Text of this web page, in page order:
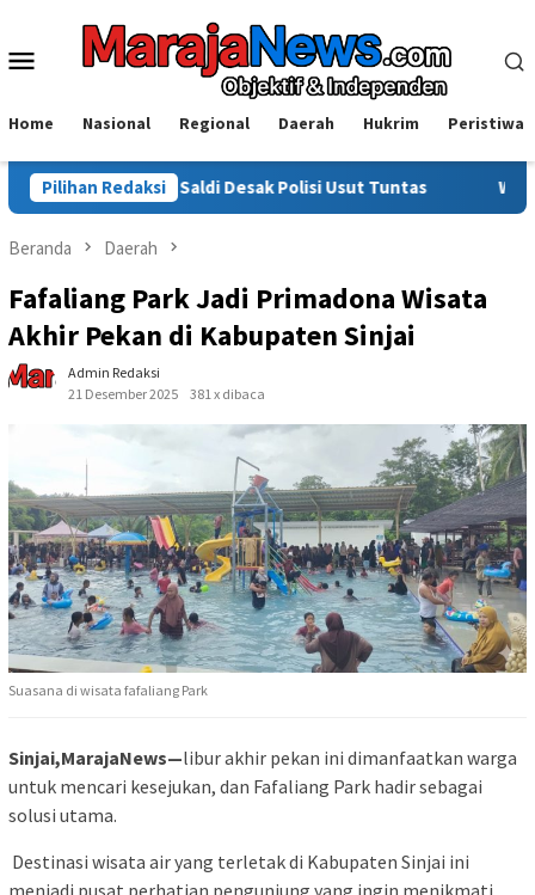
konten
Menu
Home Nasional Regional Daerah Hukrim Peristiwa
Pilihan Redaksi
Saldi Desak Polisi Usut Tuntas Warga Sinjai Tewas
Beranda Daerah
Fafaliang Park Jadi Primadona Wisata
Akhir Pekan di Kabupaten Sinjai
Admin Redaksi
21 Desember 2025
381 x dibaca
Suasana di wisata fafaliang Park
Sinjai,MarajaNews—libur akhir pekan ini dimanfaatkan warga
untuk mencari kesejukan, dan Fafaliang Park hadir sebagai
solusi utama.
Destinasi wisata air yang terletak di Kabupaten Sinjai ini